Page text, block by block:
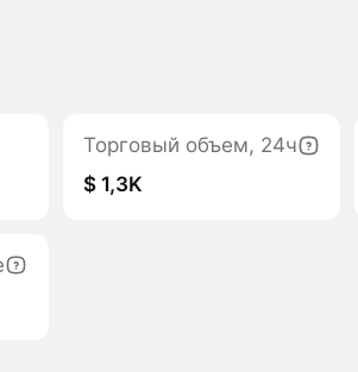
Торговый объем, 24ч
$ 1,3K